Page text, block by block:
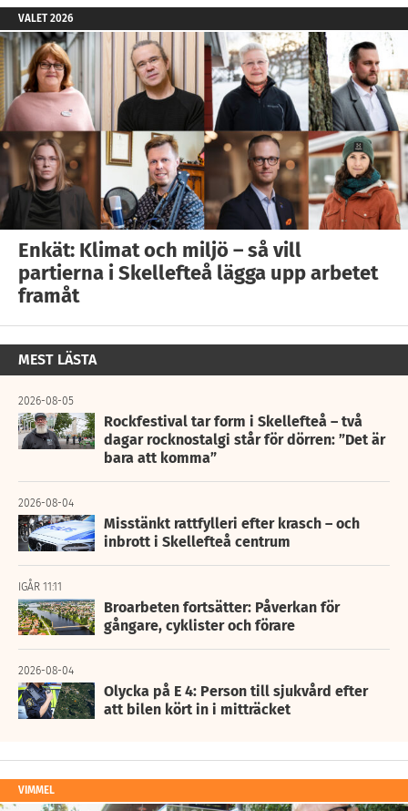
VALET 2026
Enkät: Klimat och miljö – så vill
partierna i Skellefteå lägga upp arbetet
framåt
MEST LÄSTA
2026-08-05
Rockfestival tar form i Skellefteå – två
dagar rocknostalgi står för dörren: ”Det är
bara att komma”
2026-08-04
Misstänkt rattfylleri efter krasch – och
inbrott i Skellefteå centrum
IGÅR 11:11
Broarbeten fortsätter: Påverkan för
gångare, cyklister och förare
2026-08-04
Olycka på E 4: Person till sjukvård efter
att bilen kört in i mitträcket
VIMMEL